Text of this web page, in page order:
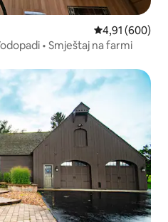
Prosječna
4,91 (600)
• Smještaj na farmi